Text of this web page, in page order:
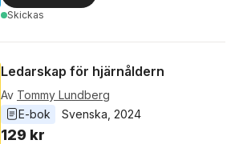
Skickas
Ledarskap för hjärnåldern
Av Tommy Lundberg
E-bok
Svenska 2024
129 kr